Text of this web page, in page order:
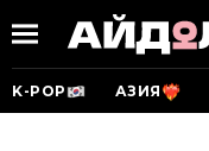
K-POP АЗИЯ